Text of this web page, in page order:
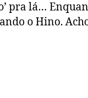
pra lá…
o Hino.